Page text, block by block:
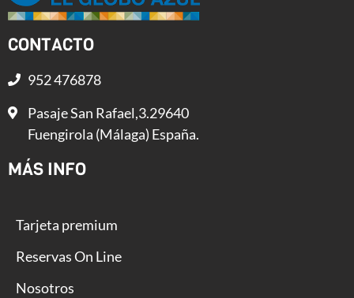
CONTACTO
952 476878
Pasaje San Rafael,3.29640
Fuengirola (Málaga) España.
MÁS INFO
Tarjeta premium
Reservas On Line
Nosotros